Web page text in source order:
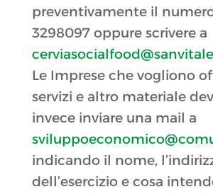
preventivamente il
3298097 oppure scrivere a
Le Imprese che vogliono
servizi e altro materiale
invece inviare una mail a
indicando il nome,
dell’esercizio e cosa